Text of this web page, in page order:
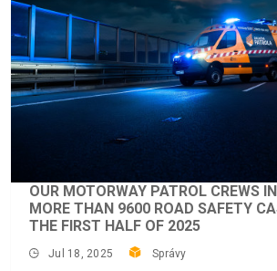
OUR MOTORWAY PATROL CREWS
MORE THAN 9600 ROAD SAFETY
THE FIRST HALF OF 2025
Jul 18, 2025 Správy